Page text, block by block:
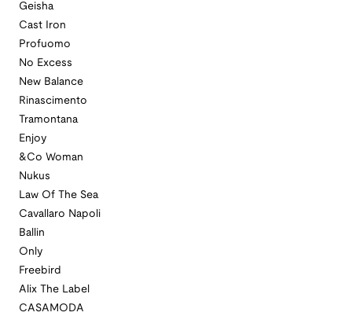
Geisha
Cast Iron
Profuomo
No Excess
New Balance
Rinascimento
Tramontana
Enjoy
&Co Woman
Nukus
Law Of The Sea
Cavallaro Napoli
Ballin
Only
Freebird
Alix The Label
CASAMODA